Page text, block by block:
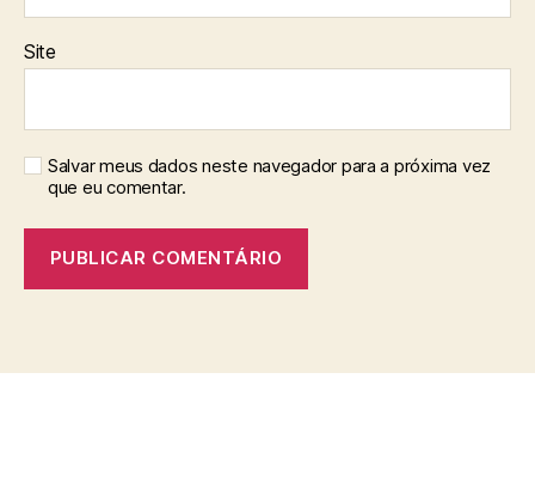
Site
Salvar meus dados neste navegador para a próxima vez
que eu comentar.